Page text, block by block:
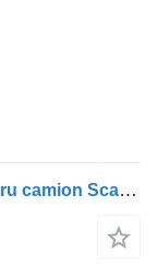
Prindere Scania Bracket 2417365 pentru camion Scania R500